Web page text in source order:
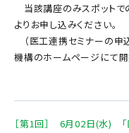
当該講座のみスポットで
よりお申し込みください。
（医工連携セミナーの
機構のホームページにて開
［第1回］ 6月02日(水) 「